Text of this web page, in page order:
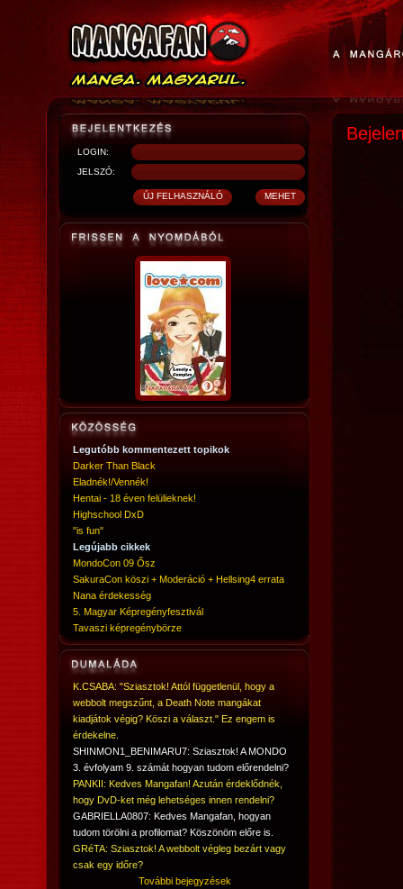
LOGIN:
JELSZÓ:
Legutóbb kommentezett topikok
Darker Than Black
Eladnék!/Vennék!
Hentai - 18 éven felülieknek!
Highschool DxD
"is fun"
Legújabb cikkek
MondoCon 09 Ősz
SakuraCon köszi + Moderáció + Hellsing4 errata
Nana érdekesség
5. Magyar Képregényfesztivál
Tavaszi képregénybörze
K.CSABA: "Sziasztok! Attól függetlenül, hogy a
webbolt megszűnt, a Death Note mangákat
kiadjátok végig? Köszi a választ." Ez engem is
érdekelne.
SHINMON1_BENIMARU7: Sziasztok! A MONDO
3. évfolyam 9. számát hogyan tudom előrendelni?
PANKII: Kedves Mangafan! Azután érdeklődnék,
hogy DvD-ket még lehetséges innen rendelni?
GABRIELLA0807: Kedves Mangafan, hogyan
tudom törölni a profilomat? Köszönöm előre is.
GRéTA: Sziasztok! A webbolt végleg bezárt vagy
csak egy időre?
További bejegyzések